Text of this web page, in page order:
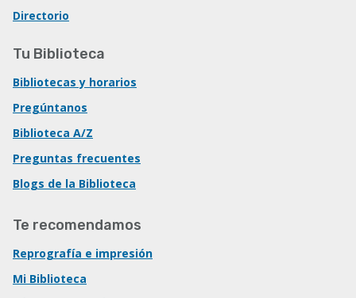
Directorio
Tu Biblioteca
Bibliotecas y horarios
Pregúntanos
Biblioteca A/Z
Preguntas frecuentes
Blogs de la Biblioteca
Te recomendamos
Reprografía e impresión
Mi Biblioteca